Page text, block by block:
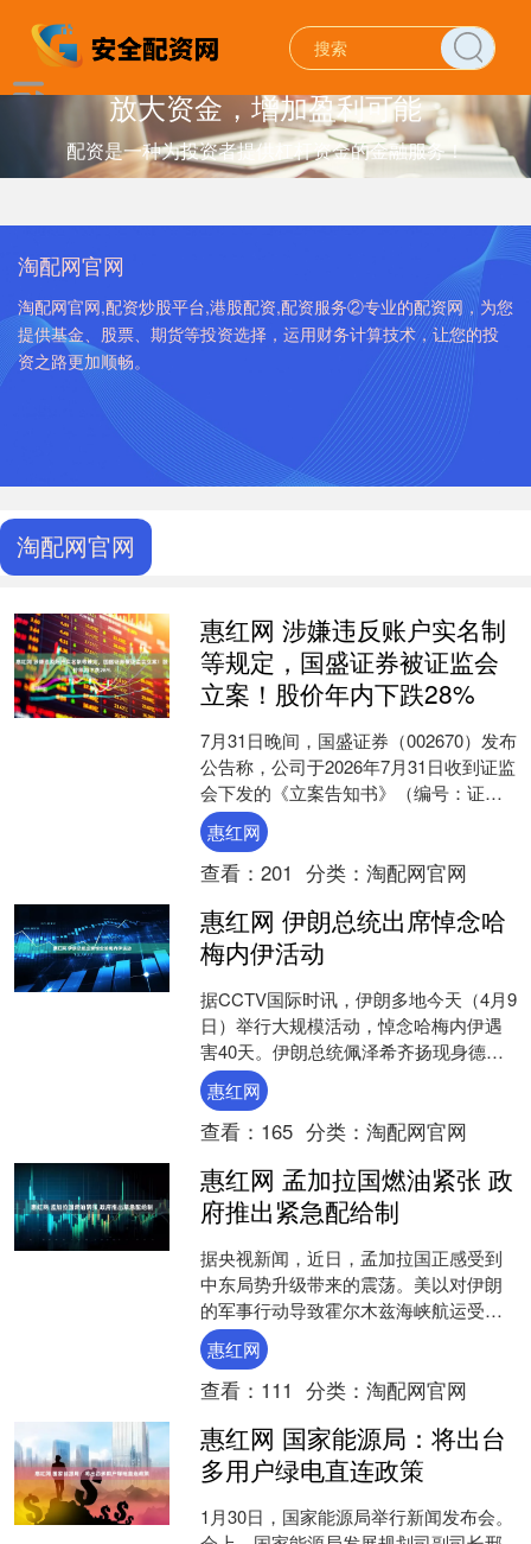
放大资金，增加盈利可能
配资是一种为投资者提供杠杆资金的金融服务！
淘配网官网
淘配网官网,配资炒股平台,港股配资,配资服务②专业的配资网，为您
提供基金、股票、期货等投资选择，运用财务计算技术，让您的投
资之路更加顺畅。
淘配网官网
惠红网 涉嫌违反账户实名制
等规定，国盛证券被证监会
立案！股价年内下跌28%
7月31日晚间，国盛证券（002670）发布
公告称，公司于2026年7月31日收到证监
会下发的《立案告知书》（编号：证监
立案字0252026006号）。因公司涉....
惠红网
查看： 201 分类： 淘配网官网
惠红网 伊朗总统出席悼念哈
梅内伊活动
据CCTV国际时讯，伊朗多地今天（4月9
日）举行大规模活动，悼念哈梅内伊遇
害40天。伊朗总统佩泽希齐扬现身德黑
兰活动现场，并与民众亲切交谈。 举报
相关阅读 累....
惠红网
查看： 165 分类： 淘配网官网
惠红网 孟加拉国燃油紧张 政
府推出紧急配给制
据央视新闻，近日，孟加拉国正感受到
中东局势升级带来的震荡。美以对伊朗
的军事行动导致霍尔木兹海峡航运受
阻，市场担忧造成国际油价不断走高。
对于能源严重依赖进口的孟加....
惠红网
查看： 111 分类： 淘配网官网
惠红网 国家能源局：将出台
多用户绿电直连政策
1月30日，国家能源局举行新闻发布会。